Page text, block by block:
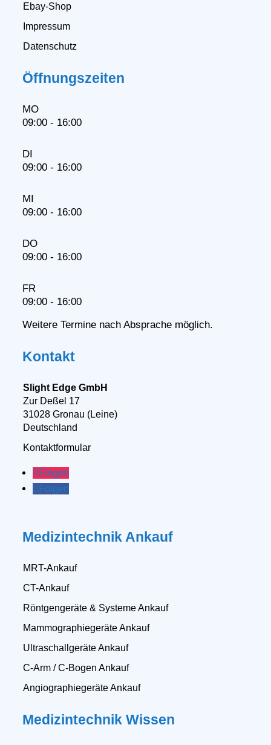
Ebay-Shop
Impressum
Datenschutz
Öffnungszeiten
MO
09:00 - 16:00
DI
09:00 - 16:00
MI
09:00 - 16:00
DO
09:00 - 16:00
FR
09:00 - 16:00
Weitere Termine nach Absprache möglich.
Kontakt
Slight Edge GmbH
Zur Deßel 17
31028 Gronau (Leine)
Deutschland
Kontaktformular
Folgen
Folgen
Medizintechnik Ankauf
MRT-Ankauf
CT-Ankauf
Röntgengeräte & Systeme Ankauf
Mammographiegeräte Ankauf
Ultraschallgeräte Ankauf
C-Arm / C-Bogen Ankauf
Angiographiegeräte Ankauf
Medizintechnik Wissen